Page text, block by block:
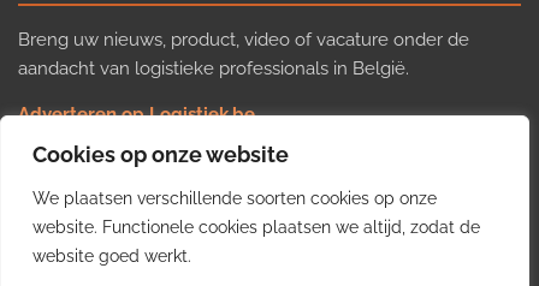
Cookies op onze website
We plaatsen verschillende soorten cookies op onze
website. Functionele cookies plaatsen we altijd, zodat de
website goed werkt.
Breng uw nieuws, product, video of vacature onder de
aandacht van logistieke professionals in België.
Adverteren op Logistiek.be
Nieuws insturen
Uw video op Logistiek.TV
Job plaatsen
Gratis wekelijkse update